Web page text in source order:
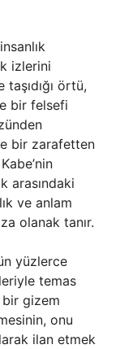
izlerini
örtü,
bir felsefi
bir zarafetten
arasındaki
ve anlam
olanak tanır.
yüzlerce
temas
bir gizem
onu
ilan etmek